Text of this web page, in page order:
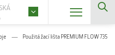
Použitá žací lišta PREMIUM FLOW 735